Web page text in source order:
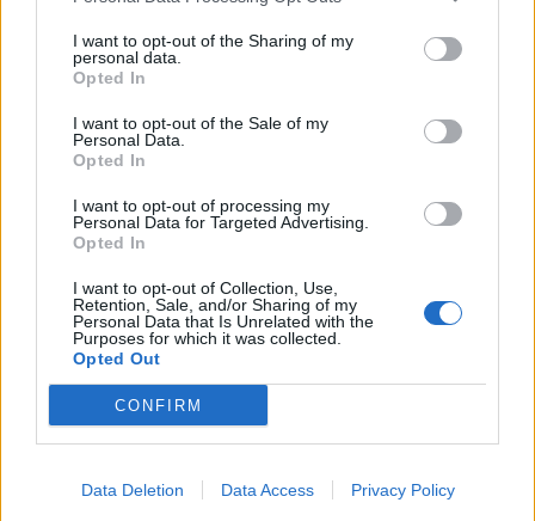
I want to opt-out of the Sharing of my
personal data.
Opted In
I want to opt-out of the Sale of my
Personal Data.
Opted In
I want to opt-out of processing my
Personal Data for Targeted Advertising.
Opted In
I want to opt-out of Collection, Use,
Retention, Sale, and/or Sharing of my
Personal Data that Is Unrelated with the
Purposes for which it was collected.
Opted Out
CONFIRM
Data Deletion Data Access Privacy Policy
Nový aerátor má pomoci
Čekalíkovskému rybníku. Město
připomínky obyvatel
Policisté na Příbramsku
SOUVISEJÍCÍ ČLÁNKY
Většina koupališť na Příbramsku nabízí
výborné podmínky. Horší voda je jen na